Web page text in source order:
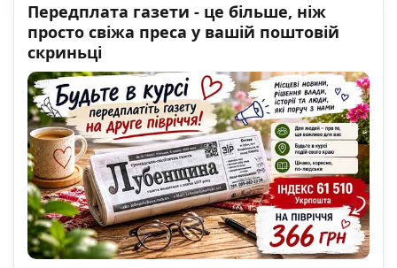
Передплата газети - це більше, ніж
просто свіжа преса у вашій поштовій
скриньці